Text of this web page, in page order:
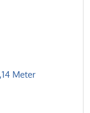
Meter